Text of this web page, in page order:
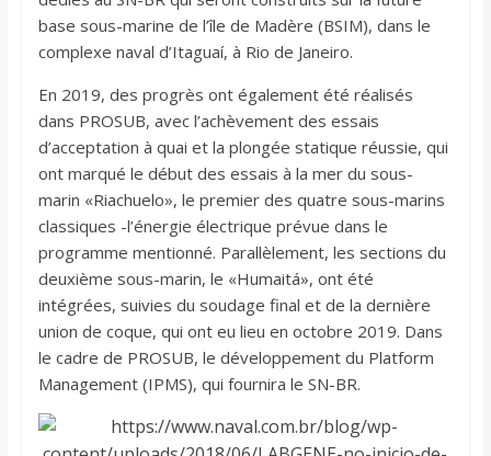
base sous-marine de l’île de Madère (BSIM), dans le
complexe naval d’Itaguaí, à Rio de Janeiro.
En 2019, des progrès ont également été réalisés
dans PROSUB, avec l’achèvement des essais
d’acceptation à quai et la plongée statique réussie, qui
ont marqué le début des essais à la mer du sous-
marin «Riachuelo», le premier des quatre sous-marins
classiques -l’énergie électrique prévue dans le
programme mentionné. Parallèlement, les sections du
deuxième sous-marin, le «Humaitá», ont été
intégrées, suivies du soudage final et de la dernière
union de coque, qui ont eu lieu en octobre 2019. Dans
le cadre de PROSUB, le développement du Platform
Management (IPMS), qui fournira le SN-BR.